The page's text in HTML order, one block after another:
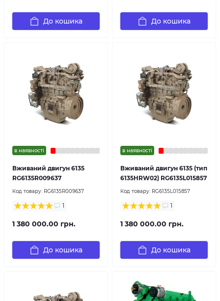
До кошика До кошика
в наявності
Вживаний двигун 6135
RG6135R009637
Код товару: RG6135R009637
1
1 380 000.00 грн.
До кошика
в наявності
Вживаний двигун 6135 (тип
6135HRW02) RG6135L015857
Код товару: RG6135L015857
1
1 380 000.00 грн.
До кошика